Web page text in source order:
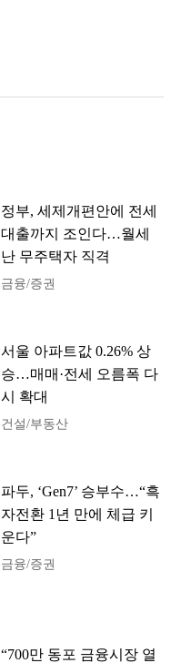
정부, 세제개편안에 전세
대출까지 조인다…월세
난 무주택자 직격
금융/증권
서울 아파트값 0.26% 상
승…매매·전세 오름폭 다
시 확대
건설/부동산
파두, ‘Gen7’ 승부수…“흑
자전환 1년 만에 체급 키
운다”
금융/증권
“700만 동포 금융시장 열